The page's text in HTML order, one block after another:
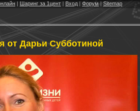
| Шаринг за 1цент | Вход | Форум|Sitemap
от Дарьи Субботиной